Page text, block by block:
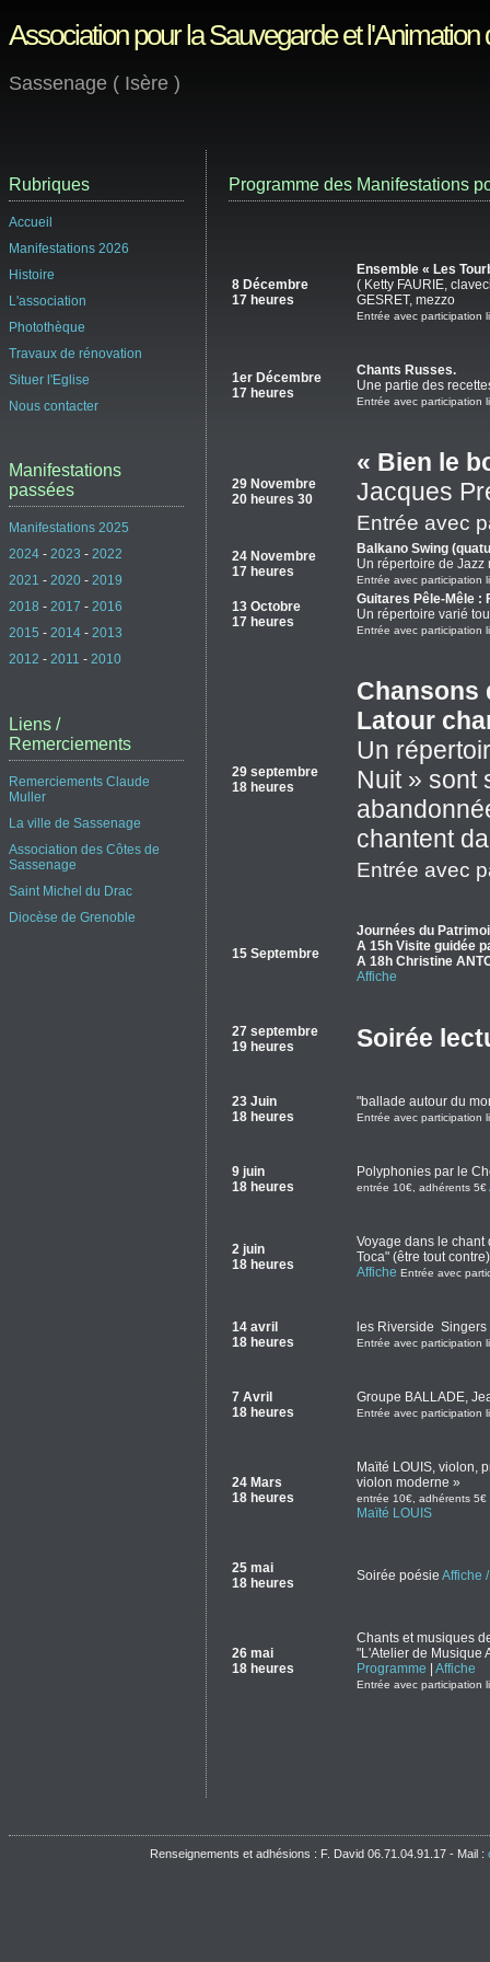
Association pour la Sauvegarde et
Sassenage ( Isère )
Programme des Manifestations
8 Décembre
17 heures
Ensemble « Les
( Ketty FAURIE,
GESRET, mezzo
Entrée avec participation
1er Décembre
17 heures
Chants Russes.
Une partie des
Entrée avec participation
29 Novembre
20 heures 30
« Bien le
Jacques
Entrée avec
24 Novembre
17 heures
Balkano Swing
Un répertoire de
Entrée avec participation
13 Octobre
17 heures
Guitares Pêle-Mêle :
Un répertoire varié
Entrée avec participation
29 septembre
18 heures
Chansons
Latour
Un
Nuit » sont
chantent
Entrée avec
15 Septembre
Journées du
A 15h Visite guidée
A 18h Christine
Affiche
27 septembre
19 heures
Soirée
23 Juin
18 heures
"ballade autour du
Entrée avec participation
9 juin
18 heures
Polyphonies par le
entrée 10€, adhérents 5€
2 juin
18 heures
Voyage dans le chant
Toca" (être tout contre)
Affiche Entrée avec
14 avril
18 heures
les Riverside Singers
Entrée avec participation
7 Avril
18 heures
Groupe BALLADE,
Entrée avec participation
24 Mars
18 heures
Maïté LOUIS, violon,
violon moderne »
entrée 10€, adhérents 5€
Maïté LOUIS
25 mai
18 heures
Soirée poésie Affiche
26 mai
18 heures
Chants et musiques
"L'Atelier de Musique
Programme
Affiche
Entrée avec participation
Rubriques
Accueil
Manifestations 2026
Histoire
L'association
Photothèque
Travaux de rénovation
Situer l'Eglise
Nous contacter
Manifestations
passées
Manifestations 2025
2024 - 2023 - 2022
2021 - 2020 - 2019
2018 - 2017 - 2016
2015 - 2014 - 2013
2012 - 2011 - 2010
Liens /
Remerciements
Remerciements Claude
Muller
La ville de Sassenage
Association des Côtes de
Sassenage
Saint Michel du Drac
Diocèse de Grenoble
Renseignements et adhésions : F. David 06.71.04.91.17 - Mail :